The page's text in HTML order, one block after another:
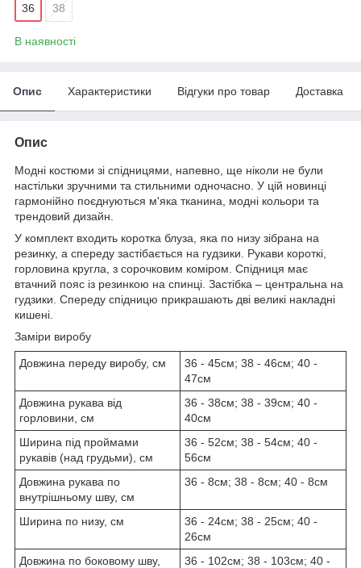
36 38
В наявності
Опис Характеристики Відгуки про товар Доставка
Опис
Модні костюми зі спідницями, напевно, ще ніколи не були
настільки зручними та стильними одночасно. У цій новинці
гармонійно поєднуються м'яка тканина, модні кольори та
трендовий дизайн.
У комплект входить коротка блуза, яка по низу зібрана на
резинку, а спереду застібається на гудзики. Рукави короткі,
горловина кругла, з сорочковим коміром. Спідниця має
втачний пояс із резинкою на спинці. Застібка – центральна на
гудзики. Спереду спідницю прикрашають дві великі накладні
кишені.
Заміри виробу
Довжина переду виробу, см
36 - 45см; 38 - 46см; 40 -
47см
Довжина рукава від
горловини, см
36 - 38см; 38 - 39см; 40 -
40см
Ширина під проймами
рукавів (над грудьми), см
36 - 52см; 38 - 54см; 40 -
56см
Довжина рукава по
внутрішньому шву, см
36 - 8см; 38 - 8см; 40 - 8см
Ширина по низу, см
36 - 24см; 38 - 25см; 40 -
26см
Довжина по боковому шву,
36 - 102см; 38 - 103см; 40 -